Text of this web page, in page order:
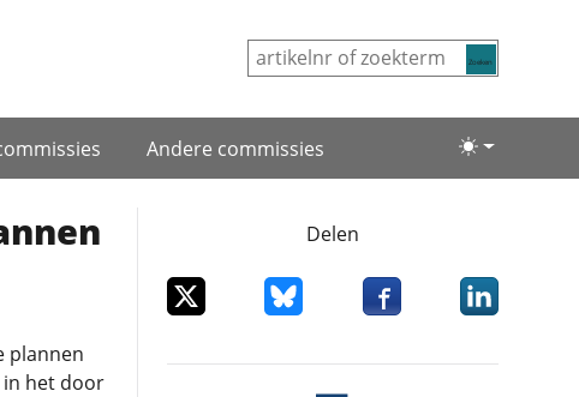
Lichte/
Andere commissies
plannen
het door
Delen
Deel dit item op XDeel dit item op Bluesky
Deel dit item op
Deel dit